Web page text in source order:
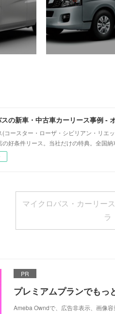
の新車・中古車カーリース事例 -
(コースター・ローザ・シビリアン・リエ
の好条件リース。当社だけの特典。全国
マイクロバス・カーリー
ラ
PR
プレミアムプランでもっ
Ameba Owndで、広告非表示、画像